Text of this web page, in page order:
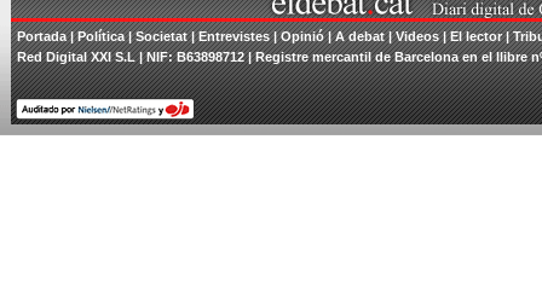
Portada|Política|Societat|Entrevistes|Opinió|A debat|Videos|El lector|
Red Digital XXI S.L | NIF: B63898712 | Registre mercantil de Barcelona en el llibre